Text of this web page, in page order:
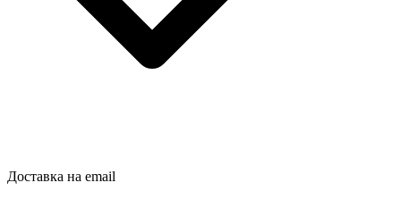
Доставка на email